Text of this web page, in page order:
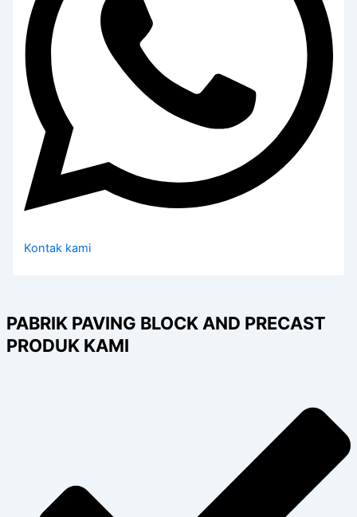
Kontak kami
PABRIK PAVING BLOCK AND PRECAST
PRODUK KAMI